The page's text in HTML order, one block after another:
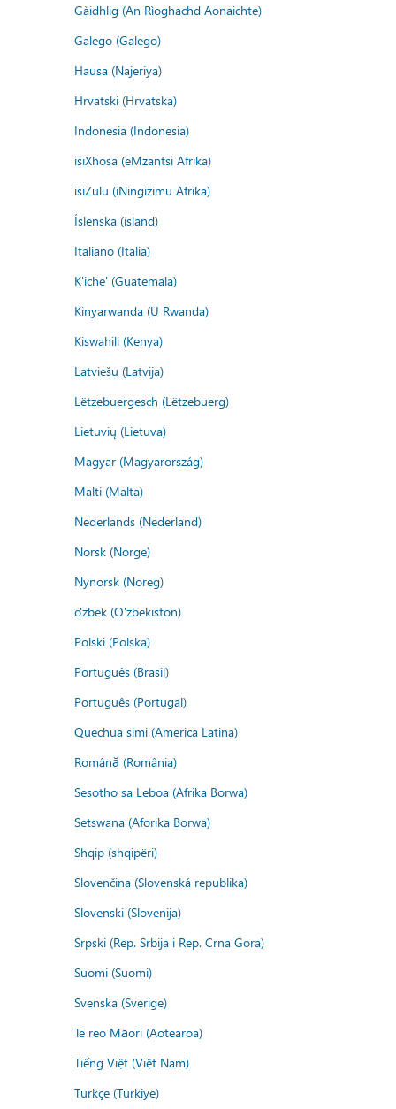
Gàidhlig (An Rìoghachd Aonaichte)
Galego (Galego)
Hausa (Najeriya)
Hrvatski (Hrvatska)
Indonesia (Indonesia)
isiXhosa (eMzantsi Afrika)
isiZulu (iNingizimu Afrika)
Íslenska (ísland)
Italiano (Italia)
K'iche' (Guatemala)
Kinyarwanda (U Rwanda)
Kiswahili (Kenya)
Latviešu (Latvija)
Lëtzebuergesch (Lëtzebuerg)
Lietuvių (Lietuva)
Magyar (Magyarország)
Malti (Malta)
Nederlands (Nederland)
Norsk (Norge)
Nynorsk (Noreg)
o'zbek (O'zbekiston)
Polski (Polska)
Português (Brasil)
Português (Portugal)
Quechua simi (America Latina)
Română (România)
Sesotho sa Leboa (Afrika Borwa)
Setswana (Aforika Borwa)
Shqip (shqipëri)
Slovenčina (Slovenská republika)
Slovenski (Slovenija)
Srpski (Rep. Srbija i Rep. Crna Gora)
Suomi (Suomi)
Svenska (Sverige)
Te reo Māori (Aotearoa)
Tiếng Việt (Việt Nam)
Türkçe (Türkiye)